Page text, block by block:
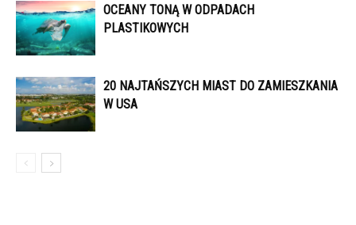
OCEANY TONĄ W ODPADACH
PLASTIKOWYCH
20 NAJTAŃSZYCH MIAST DO ZAMIESZKANIA
W USA